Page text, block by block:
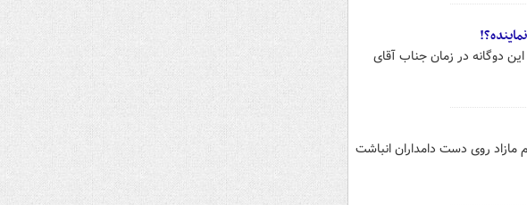
دوگانه در زمان جناب آقای
توجه به واردات بی رویه گوشت قرمز، ۱۱۰ هزار راس دام مازاد روی دست دامداران انباشت